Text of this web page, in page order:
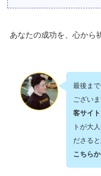
あなたの成功を、心から
最後ま
ございま
客サイト
トが大
ださると
こちら